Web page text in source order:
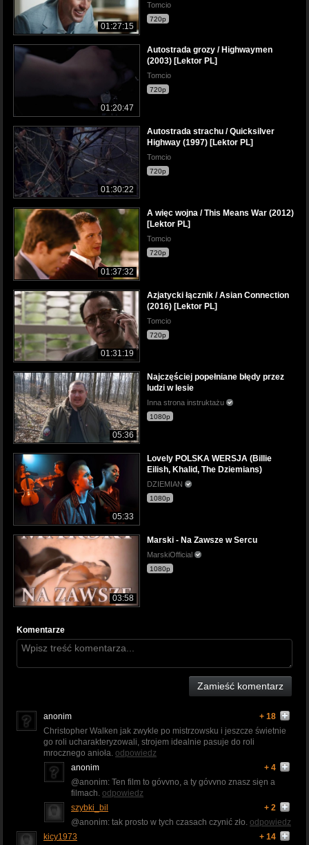
01:27:15
Tomcio
720p
01:20:47
Autostrada grozy / Highwaymen
(2003) [Lektor PL]
Tomcio
720p
01:30:22
Autostrada strachu / Quicksilver
Highway (1997) [Lektor PL]
Tomcio
720p
01:37:32
A więc wojna / This Means War (2012)
[Lektor PL]
Tomcio
720p
01:31:19
Azjatycki łącznik / Asian Connection
(2016) [Lektor PL]
Tomcio
720p
05:36
Najczęściej popełniane błędy przez
ludzi w lesie
Inna strona instruktażu
1080p
05:33
Lovely POLSKA WERSJA (Billie
Eilish, Khalid, The Dziemians)
DZIEMIAN
1080p
03:58
Marski - Na Zawsze w Sercu
MarskiOfficial
1080p
Komentarze
Zamieść komentarz
anonim
+ 18
Christopher Walken jak zwykle po mistrzowsku i jeszcze świetnie
go roli ucharakteryzowali, strojem idealnie pasuje do roli
mrocznego anioła. odpowiedz
anonim
+ 4
@anonim: Ten film to góvvno, a ty góvvno znasz sięn a
filmach. odpowiedz
szybki_bil
+ 2
@anonim: tak prosto w tych czasach czynić zło. odpowiedz
kicy1973
+ 14